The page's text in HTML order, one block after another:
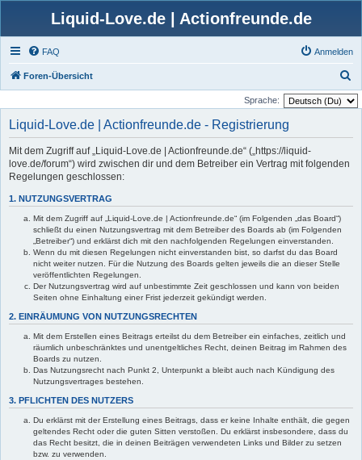
Liquid-Love.de | Actionfreunde.de
FAQ Anmelden
Foren-Übersicht
u
Sprache:
Liquid-Love.de | Actionfreunde.de - Registrierung
Mit dem Zugriff auf „Liquid-Love.de | Actionfreunde.de“ („https://liquid-
love.de/forum“) wird zwischen dir und dem Betreiber ein Vertrag mit folgenden
Regelungen geschlossen:
1. NUTZUNGSVERTRAG
Mit dem Zugriff auf „Liquid-Love.de | Actionfreunde.de“ (im Folgenden „das Board“)
schließt du einen Nutzungsvertrag mit dem Betreiber des Boards ab (im Folgenden
„Betreiber“) und erklärst dich mit den nachfolgenden Regelungen einverstanden.
Wenn du mit diesen Regelungen nicht einverstanden bist, so darfst du das Board
nicht weiter nutzen. Für die Nutzung des Boards gelten jeweils die an dieser Stelle
veröffentlichten Regelungen.
Der Nutzungsvertrag wird auf unbestimmte Zeit geschlossen und kann von beiden
Seiten ohne Einhaltung einer Frist jederzeit gekündigt werden.
2. EINRÄUMUNG VON NUTZUNGSRECHTEN
Mit dem Erstellen eines Beitrags erteilst du dem Betreiber ein einfaches, zeitlich und
räumlich unbeschränktes und unentgeltliches Recht, deinen Beitrag im Rahmen des
Boards zu nutzen.
Das Nutzungsrecht nach Punkt 2, Unterpunkt a bleibt auch nach Kündigung des
Nutzungsvertrages bestehen.
3. PFLICHTEN DES NUTZERS
Du erklärst mit der Erstellung eines Beitrags, dass er keine Inhalte enthält, die gegen
geltendes Recht oder die guten Sitten verstoßen. Du erklärst insbesondere, dass du
das Recht besitzt, die in deinen Beiträgen verwendeten Links und Bilder zu setzen
bzw. zu verwenden.